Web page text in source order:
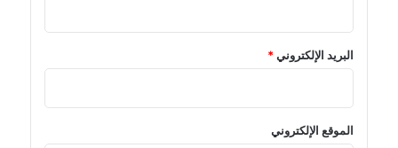
البريد الإلكتروني*
الموقع الإلكتروني